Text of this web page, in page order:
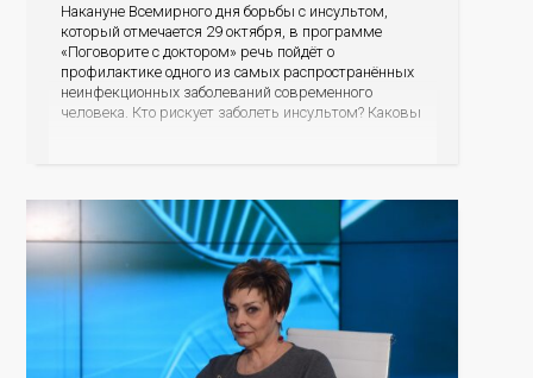
Накануне Всемирного дня борьбы с инсультом,
который отмечается 29 октября, в программе
«Поговорите с доктором» речь пойдёт о
профилактике одного из самых распространённых
неинфекционных заболеваний современного
человека. Кто рискует заболеть инсультом? Каковы